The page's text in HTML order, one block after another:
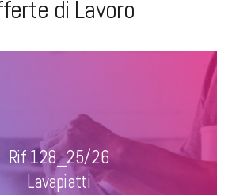
di Lavoro
Rif.128_25/26
Lavapiatti